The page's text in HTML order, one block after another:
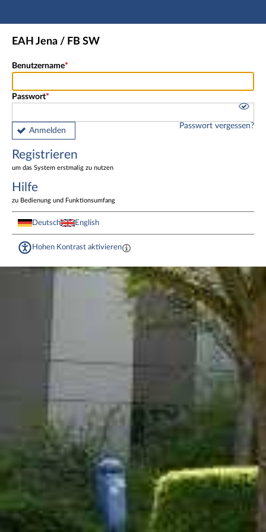
Hauptnavigation
Registrieren
EAH Jena / FB SW
Benutzername
Passwort
Anmelden
Passwort vergessen?
Registrieren
um das System erstmalig zu nutzen
Hilfe
zu Bedienung und Funktionsumfang
Deutsch English
Hohen Kontrast aktivieren